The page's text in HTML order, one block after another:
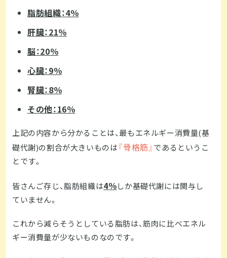
脂肪組織：4％
肝臓：21％
脳：20％
心臓：9％
腎臓：8％
その他：16％
上記の内容から分かることは、最もエネルギー消費量(基
礎代謝)の割合が大きいものは『骨格筋』であるというこ
とです。
皆さんご存じ、脂肪組織は4％しか基礎代謝には関与し
ていません。
これから減らそうとしている脂肪は、筋肉に比べエネル
ギー消費量が少ないものなのです。